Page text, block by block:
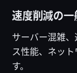
速度削減の一
サーバー混雑
ス性能、ネッ
す。